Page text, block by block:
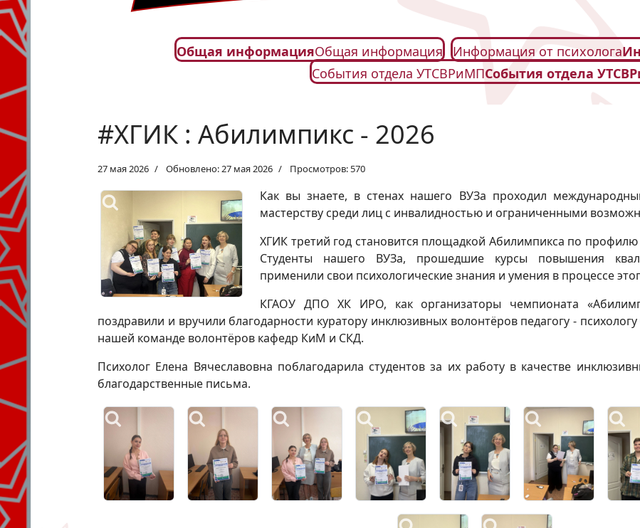
Общая информацияОбщая информация Информация от психолога
События отдела УТСВРиМПСобытия отдела
#ХГИК : Абилимпикс - 2026
27 мая 2026 Обновлено: 27 мая 2026 Просмотров: 570
Как вы знаете, в стенах нашего ВУЗа проходил
мастерству среди лиц с инвалидностью и ограниченными
ХГИК третий год становится площадкой Абилимпикса по профилю
Студенты нашего ВУЗа, прошедшие курсы повышения
применили свои психологические знания и умения в процессе
КГАОУ ДПО ХК ИРО, как организаторы чемпионата
поздравили и вручили благодарности куратору инклюзивных волонтёров педагогу -
нашей команде волонтёров кафедр КиМ и СКД.
Психолог Елена Вячеславовна поблагодарила студентов за их работу в качестве
благодарственные письма.